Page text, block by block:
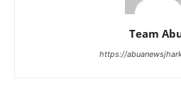
Team
https://